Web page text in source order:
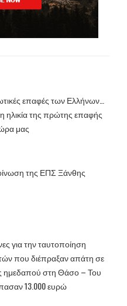
επαφές των Ελλήνων…
ηλικία της πρώτης επαφής
μας
της ΕΠΣ Ξάνθης
για την ταυτοποίηση
που διέπραξαν απάτη σε
ημεδαπού στη Θάσο – Του
13.000 ευρώ